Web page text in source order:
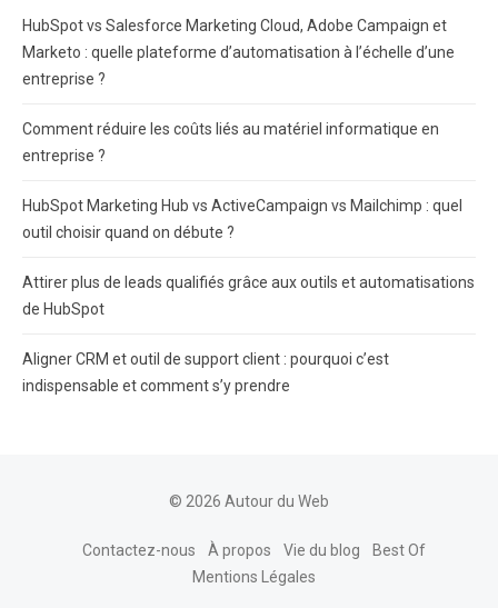
HubSpot vs Salesforce Marketing Cloud, Adobe Campaign et
Marketo : quelle plateforme d’automatisation à l’échelle d’une
entreprise ?
Comment réduire les coûts liés au matériel informatique en
entreprise ?
HubSpot Marketing Hub vs ActiveCampaign vs Mailchimp : quel
outil choisir quand on débute ?
Attirer plus de leads qualifiés grâce aux outils et automatisations
de HubSpot
Aligner CRM et outil de support client : pourquoi c’est
indispensable et comment s’y prendre
© 2026 Autour du Web
Contactez-nous À propos Vie du blog
Best Of
Mentions Légales